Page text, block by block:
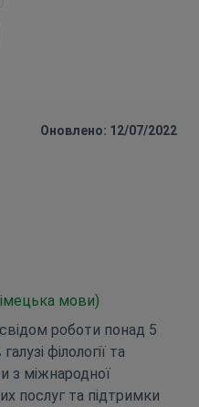
Оновлено: 12/07/2022
мови)
роботи понад 5
філології та
з міжнародної
послуг та підтримки